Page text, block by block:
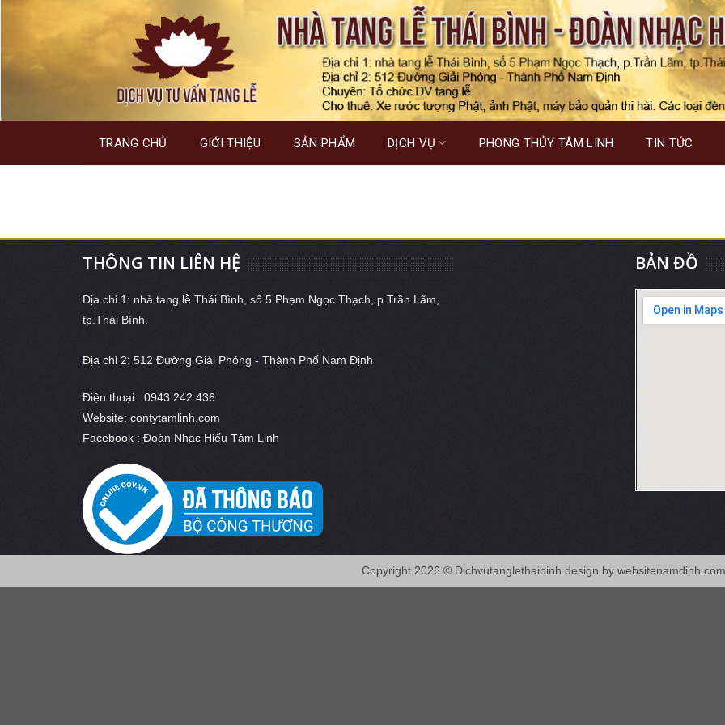
TRANG CHỦ GIỚI THIỆU SẢN PHẨM DỊCH VỤ PHONG THỦY TÂM LINH TIN TỨC
THÔNG TIN LIÊN HỆ
Địa chỉ 1: nhà tang lễ Thái Bình, số 5 Phạm Ngọc Thạch, p.Trần Lãm,
tp.Thái Bình.
Địa chỉ 2: 512 Đường Giải Phóng - Thành Phố Nam Định
Điện thoại: 0943 242 436
Website: contytamlinh.com
Facebook : Đoàn Nhạc Hiếu Tâm Linh
BẢN ĐỒ
Copyright 2026 © Dichvutanglethaibinh design by websitenamdinh.com